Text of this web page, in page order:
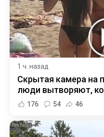
1 ч. назад
Скрытая камера на
люди вытворяют,
176 54 46